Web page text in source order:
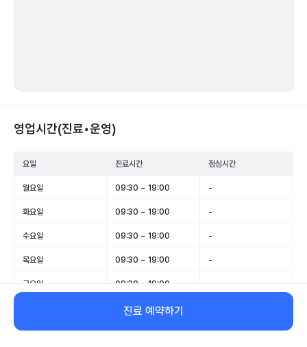
영업시간(진료•운영)
요일 진료시간 점심시간
월요일 09:30 ~ 19:00 -
화요일 09:30 ~ 19:00 -
수요일 09:30 ~ 19:00 -
목요일 09:30 ~ 19:00 -
금요일 09:30 ~ 19:00
09:30 ~ 14:00
일요일 휴무 -
진료 예약하기